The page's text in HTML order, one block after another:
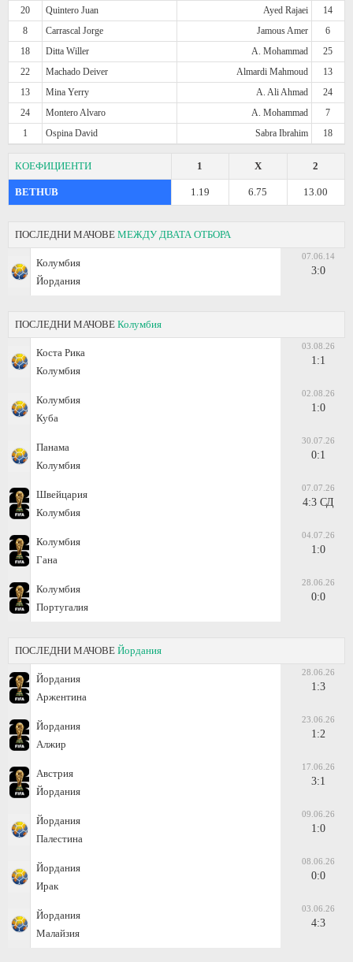
20
Quintero Juan Ayed Rajaei
14
8
Carrascal Jorge Jamous Amer
6
18
Ditta Willer A. Mohammad
25
22
Machado Deiver Almardi Mahmoud
13
13
Mina Yerry A. Ali Ahmad
24
24
Montero Alvaro A. Mohammad
7
1
Ospina David Sabra Ibrahim 18
КОЕФИЦИЕНТИ 2
X
1
BETHUB 13.00
6.75
1.19
ПОСЛЕДНИ МАЧОВЕ МЕЖДУ ДВАТА ОТБОРА
Колумбия
Йордания
07.06.14
3:0
ПОСЛЕДНИ МАЧОВЕ Колумбия
Коста Рика
Колумбия
03.08.26
1:1
Колумбия
Куба
02.08.26
1:0
Панама
Колумбия
30.07.26
0:1
Швейцария
Колумбия
07.07.26
4:3 СД
Колумбия
Гана
04.07.26
1:0
Колумбия
Португалия
28.06.26
0:0
ПОСЛЕДНИ МАЧОВЕ Йордания
Йордания
Аржентина
28.06.26
1:3
Йордания
Алжир
23.06.26
1:2
Австрия
Йордания
17.06.26
3:1
Йордания
Палестина
09.06.26
1:0
Йордания
Ирак
08.06.26
0:0
Йордания
Малайзия
03.06.26
4:3